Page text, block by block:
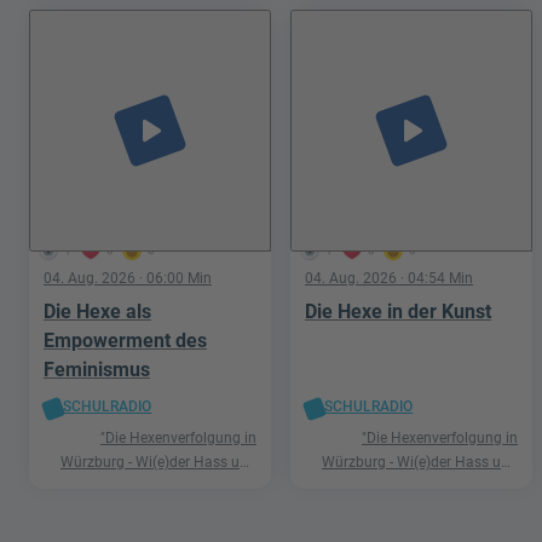
1 0 0
play_arrow
04. Aug. 2026 · 06:00 Min
Die Hexe als
Empowerment des
Feminismus
SCHULRADIO
"Die Hexenverfolgung in
Würzburg - Wi(e)der Hass und
1 0 0
play_arrow
04. Aug. 2026 · 04:54 Min
Die Hexe in der Kunst
SCHULRADIO
"Die Hexenverfolgung in
Würzburg - Wi(e)der Hass und